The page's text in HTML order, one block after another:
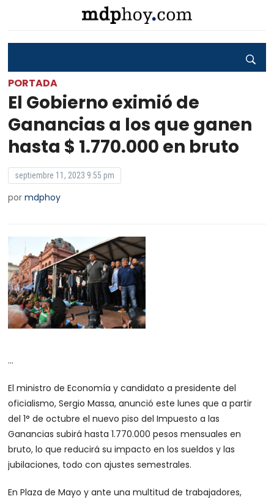
PORTADA
El Gobierno eximió de
Ganancias a los que ganen
hasta $ 1.770.000 en bruto
septiembre 11, 2023 9:55 pm
pormdphoy
…
El ministro de Economía y candidato a presidente del
oficialismo, Sergio Massa, anunció este lunes que a partir
del 1° de octubre el nuevo piso del Impuesto a las
Ganancias subirá hasta 1.770.000 pesos mensuales en
bruto, lo que reducirá su impacto en los sueldos y las
jubilaciones, todo con ajustes semestrales.
En Plaza de Mayo y ante una multitud de trabajadores,